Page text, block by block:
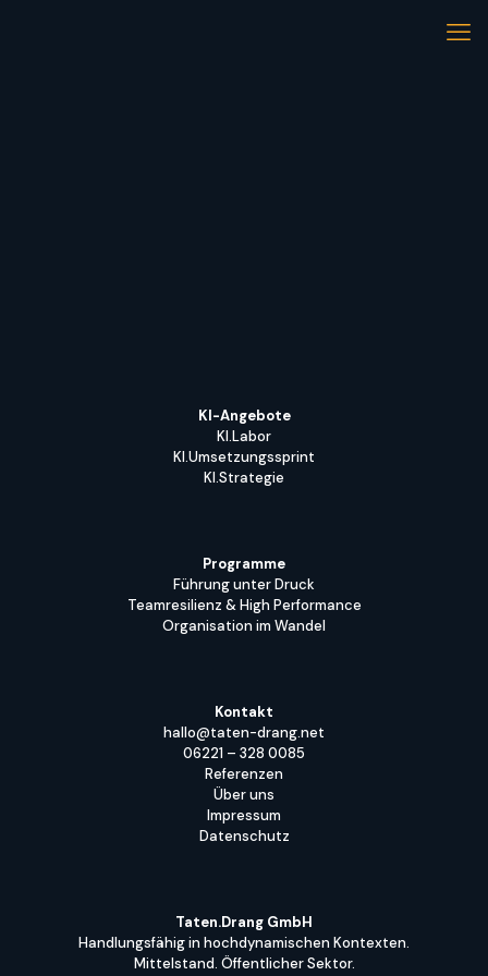
KI-Angebote
KI.Labor
KI.Umsetzungssprint
KI.Strategie
Programme
Führung unter Druck
Teamresilienz & High Performance
Organisation im Wandel
Kontakt
hallo@taten-drang.net
06221 – 328 0085
Referenzen
Über uns
Impressum
Datenschutz
Taten.Drang GmbH
Handlungsfähig in hochdynamischen Kontexten.
Mittelstand. Öffentlicher Sektor.